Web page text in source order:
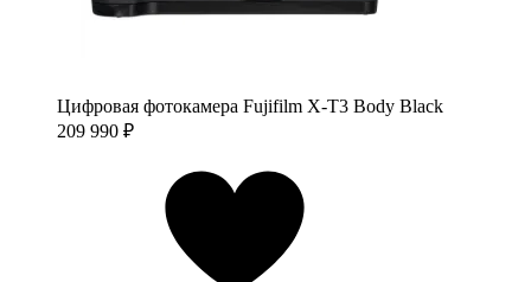
Цифровая фотокамера Fujifilm X-T3 Body Black
209 990 ₽